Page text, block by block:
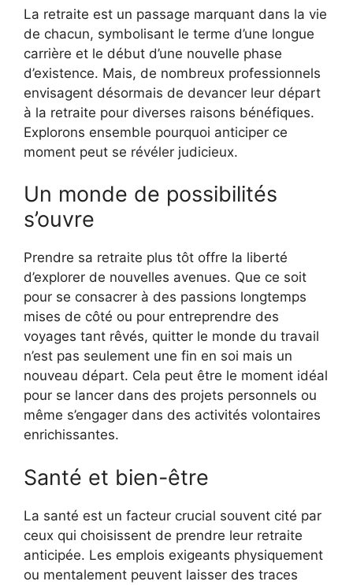
La retraite est un passage marquant dans la vie
de chacun, symbolisant le terme d’une longue
carrière et le début d’une nouvelle phase
d’existence. Mais, de nombreux professionnels
envisagent désormais de devancer leur départ
à la retraite pour diverses raisons bénéfiques.
Explorons ensemble pourquoi anticiper ce
moment peut se révéler judicieux.
Un monde de possibilités
s’ouvre
Prendre sa retraite plus tôt offre la liberté
d’explorer de nouvelles avenues. Que ce soit
pour se consacrer à des passions longtemps
mises de côté ou pour entreprendre des
voyages tant rêvés, quitter le monde du travail
n’est pas seulement une fin en soi mais un
nouveau départ. Cela peut être le moment idéal
pour se lancer dans des projets personnels ou
même s’engager dans des activités volontaires
enrichissantes.
Santé et bien-être
La santé est un facteur crucial souvent cité par
ceux qui choisissent de prendre leur retraite
anticipée. Les emplois exigeants physiquement
ou mentalement peuvent laisser des traces